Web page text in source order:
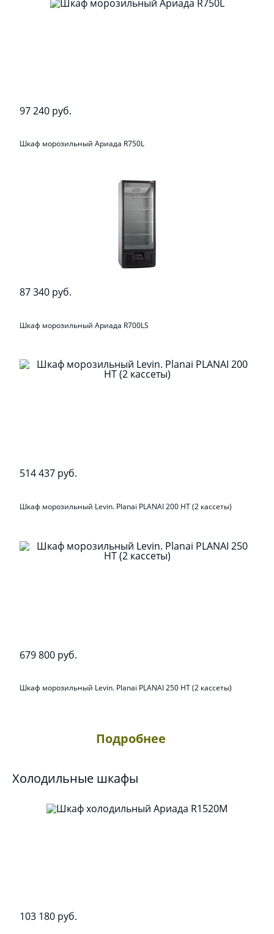
Подробнее
97 240 руб.
Шкаф морозильный Ариада R750L
87 340 руб.
Шкаф морозильный Ариада R700LS
514 437 руб.
Шкаф морозильный Levin. Planai PLANAI 200 НТ (2 кассеты)
679 800 руб.
Шкаф морозильный Levin. Planai PLANAI 250 НТ (2 кассеты)
Холодильные шкафы
103 180 руб.